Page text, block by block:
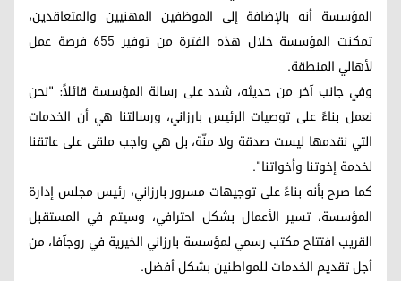
المؤسسة أنه بالإضافة إلى الموظفين المهنيين والمتعاقدين،
تمكنت المؤسسة خلال هذه الفترة من توفير 655 فرصة عمل
لأهالي المنطقة.
وفي جانب آخر من حديثه، شدد على رسالة المؤسسة قائلاً: "نحن
نعمل بناءً على توصيات الرئيس بارزاني، ورسالتنا هي أن الخدمات
التي نقدمها ليست صدقة ولا منّة، بل هي واجب ملقى على عاتقنا
لخدمة إخوتنا وأخواتنا".
كما صرح بأنه بناءً على توجيهات مسرور بارزاني، رئيس مجلس إدارة
المؤسسة، تسير الأعمال بشكل احترافي، وسيتم في المستقبل
القريب افتتاح مكتب رسمي لمؤسسة بارزاني الخيرية في روجآفا، من
أجل تقديم الخدمات للمواطنين بشكل أفضل.